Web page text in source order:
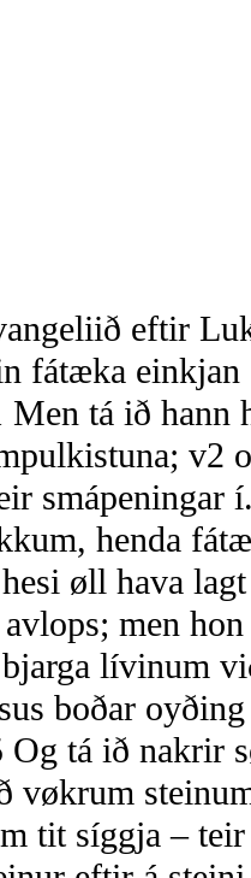
eftir
fátæka einkjan
Men tá ið hann
v2
smápeningar
henda
øll hava
men
lívinum
boðar
Og tá ið nakrir
vøkrum
tit síggja –